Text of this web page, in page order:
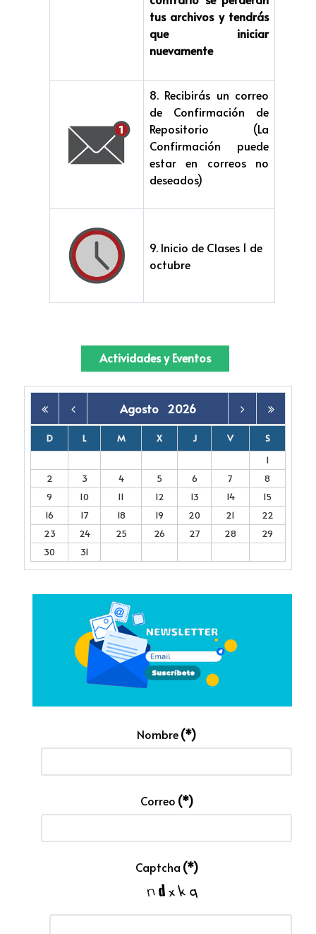
tus archivos y tendrás
que iniciar
nuevamente
8. Recibirás un correo
de Confirmación de
Repositorio (La
Confirmación puede
estar en correos no
deseados)
9. Inicio de Clases 1 de
octubre
Actividades y Eventos
Agosto 2026
D L M X J V
S
1
2
3 4 5 6 7
8
9
10 11 12 13 14
15
16
17 18 19 20 21
22
23
24 25 26 27 28
29
30
31
Nombre(*)
Correo (*)
Captcha (*)